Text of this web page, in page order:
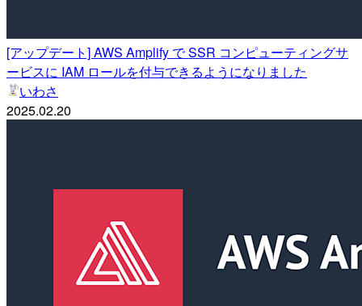
[アップデート] AWS Amplify で SSR コンピューティングサ
ービスに IAM ロールを付与できるようになりました
いわさ
2025.02.20